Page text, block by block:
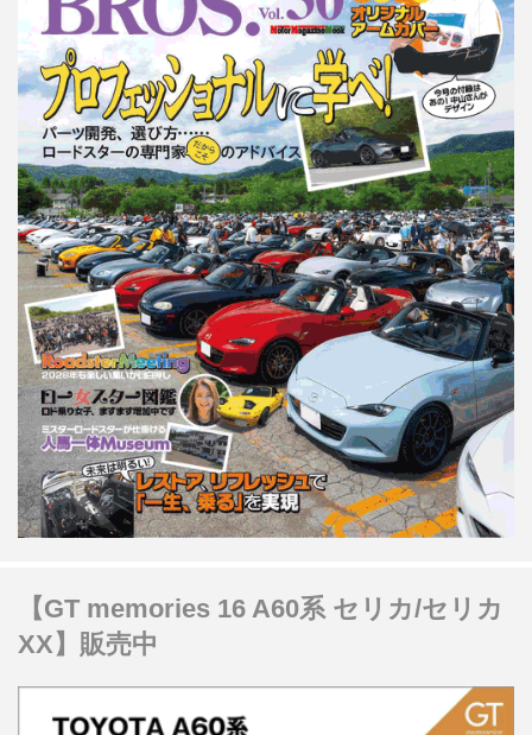
【GT memories 16 A60系 セリカ/セリカ
XX】販売中